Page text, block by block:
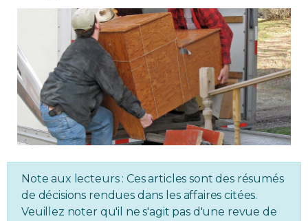
Journal
Juridique
Mot de l'éditeur
Divers
Immobilier
Réglementation
Note aux lecteurs : Ces articles sont des résumés
de décisions rendues dans les affaires citées.
Veuillez noter qu'il ne s'agit pas d'une revue de